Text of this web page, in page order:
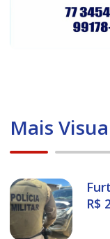
Mais
R$